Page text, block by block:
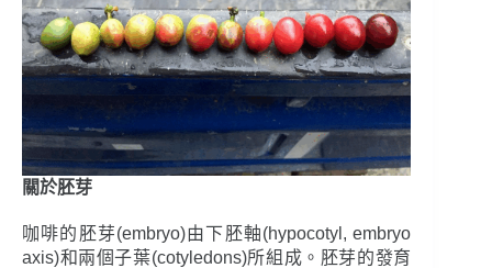
關於胚芽
咖啡的胚芽(embryo)由下胚軸(hypocotyl, embryo
axis)和兩個子葉(cotyledons)所組成。胚芽的發育